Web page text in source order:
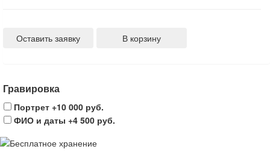
Оставить заявку В корзину
Гравировка
Портрет +10 000 руб.
ФИО и даты +4 500 руб.